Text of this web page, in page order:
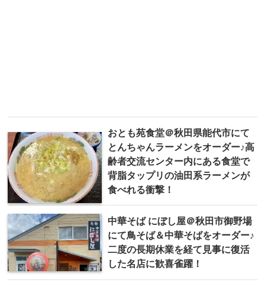
おとも苑食堂＠秋田県能代市にて
とんちゃんラーメンをオーダー♪高
齢者交流センター内にある食堂で
背脂タップリの油田系ラーメンが
食べれる衝撃！
中華そば にぼし屋＠秋田市御野場
にて鳥そば＆中華そばをオーダー♪
二度の長期休業を経て見事に復活
した名店に歓喜雀躍！